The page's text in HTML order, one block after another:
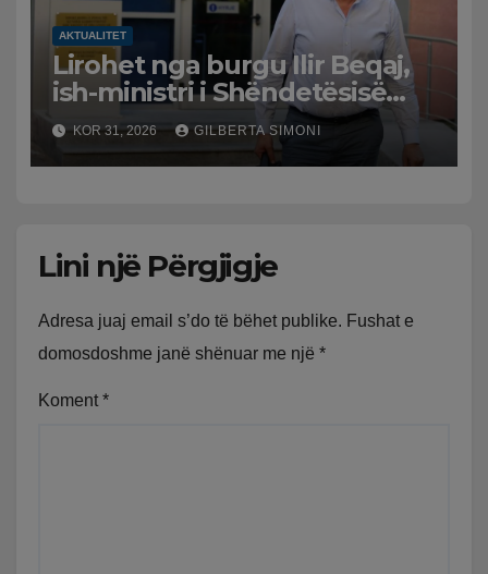
AKTUALITET
Lirohet nga burgu Ilir Beqaj,
ish-ministri i Shëndetësisë
‘kthehet’ në shtëpi, GJKKO i
ndryshon masën e arrestit
KOR 31, 2026 GILBERTA SIMONI
Lini një Përgjigje
Adresa juaj email s’do të bëhet publike. Fushat e
domosdoshme janë shënuar me një *
Koment *